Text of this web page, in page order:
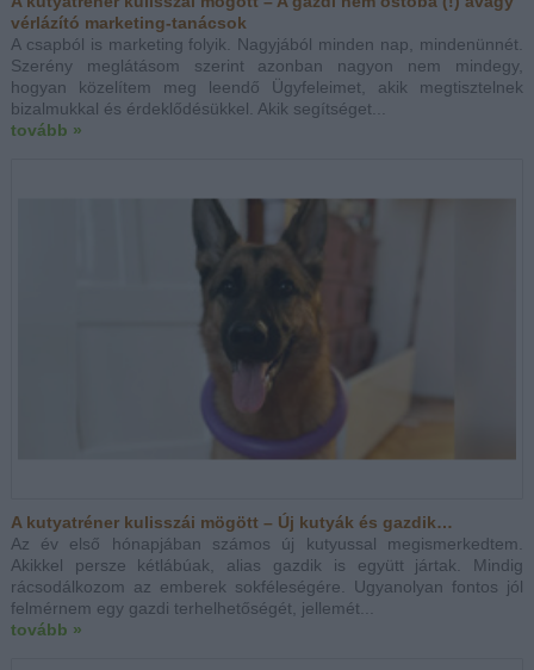
vérlázító marketing-tanácsok
A csapból is marketing folyik. Nagyjából minden nap, mindenünnét.
Szerény meglátásom szerint azonban nagyon nem mindegy,
hogyan közelítem meg leendő Ügyfeleimet, akik megtisztelnek
bizalmukkal és érdeklődésükkel. Akik segítséget...
tovább »
A kutyatréner kulisszái mögött – Új kutyák és gazdik…
Az év első hónapjában számos új kutyussal megismerkedtem.
Akikkel persze kétlábúak, alias gazdik is együtt jártak. Mindig
rácsodálkozom az emberek sokféleségére. Ugyanolyan fontos jól
felmérnem egy gazdi terhelhetőségét, jellemét...
tovább »